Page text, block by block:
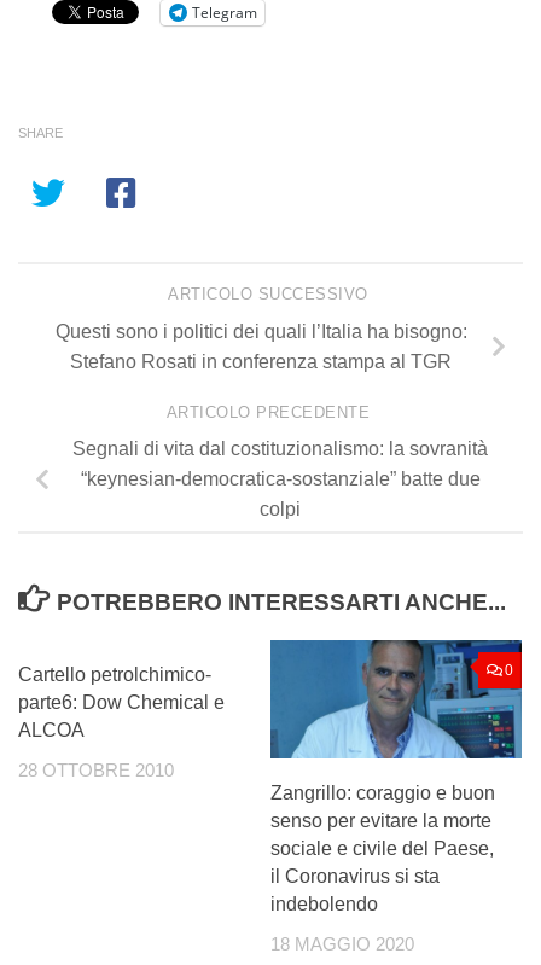
Telegram
SHARE
ARTICOLO SUCCESSIVO
Questi sono i politici dei quali l’Italia ha bisogno:
Stefano Rosati in conferenza stampa al TGR
ARTICOLO PRECEDENTE
Segnali di vita dal costituzionalismo: la sovranità
“keynesian-democratica-sostanziale” batte due
colpi
POTREBBERO INTERESSARTI ANCHE...
Cartello petrolchimico-
parte6: Dow Chemical e
ALCOA
28 OTTOBRE 2010
0
Zangrillo: coraggio e buon
senso per evitare la morte
sociale e civile del Paese,
il Coronavirus si sta
indebolendo
18 MAGGIO 2020